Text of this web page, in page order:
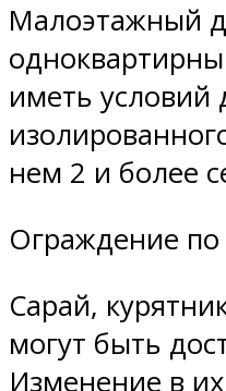
Малоэтажный
иметь условий
нем 2 и более
Ограждение
Сарай,
могут быть
Изменение в